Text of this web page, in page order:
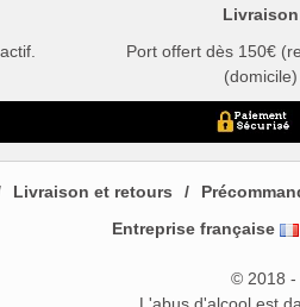
Livraison
Port offert dès 150€
(domicile)
Livraison et retours
Entreprise française
© 2018 -
L'abus d'alcool est